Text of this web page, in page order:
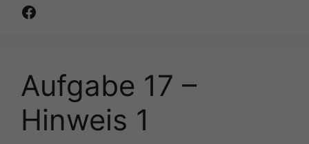
Facebook
Aufgabe 17 –
Hinweis 1